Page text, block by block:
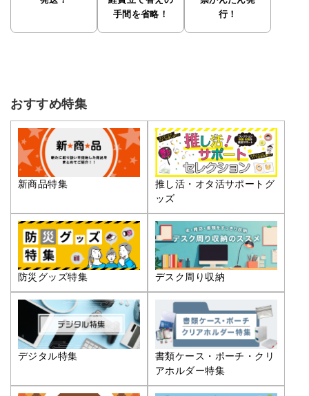
手間を省略！
行！
おすすめ特集
新商品特集
推し活・オタ活サポートグ
ッズ
防災グッズ特集 デスク周り収納
デジタル特集
書類ケース・ポーチ・クリ
アホルダー特集